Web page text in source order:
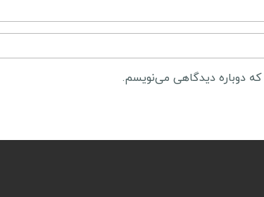
که دوباره دیدگاهی می‌نویسم.